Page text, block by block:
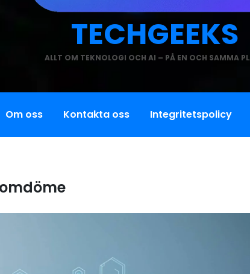
TECHGEEKS
ALLT OM TEKNOLOGI OCH AI – PÅ EN OCH SAMMA
Om oss Kontakta oss Integritetspolicy